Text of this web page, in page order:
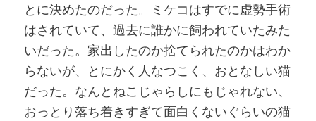
とに決めたのだった。ミケコはすでに虚勢手術
はされていて、過去に誰かに飼われていたみた
いだった。家出したのか捨てられたのかはわか
らないが、とにかく人なつこく、おとなしい猫
だった。なんとねこじゃらしにもじゃれない、
おっとり落ち着きすぎて面白くないぐらいの猫